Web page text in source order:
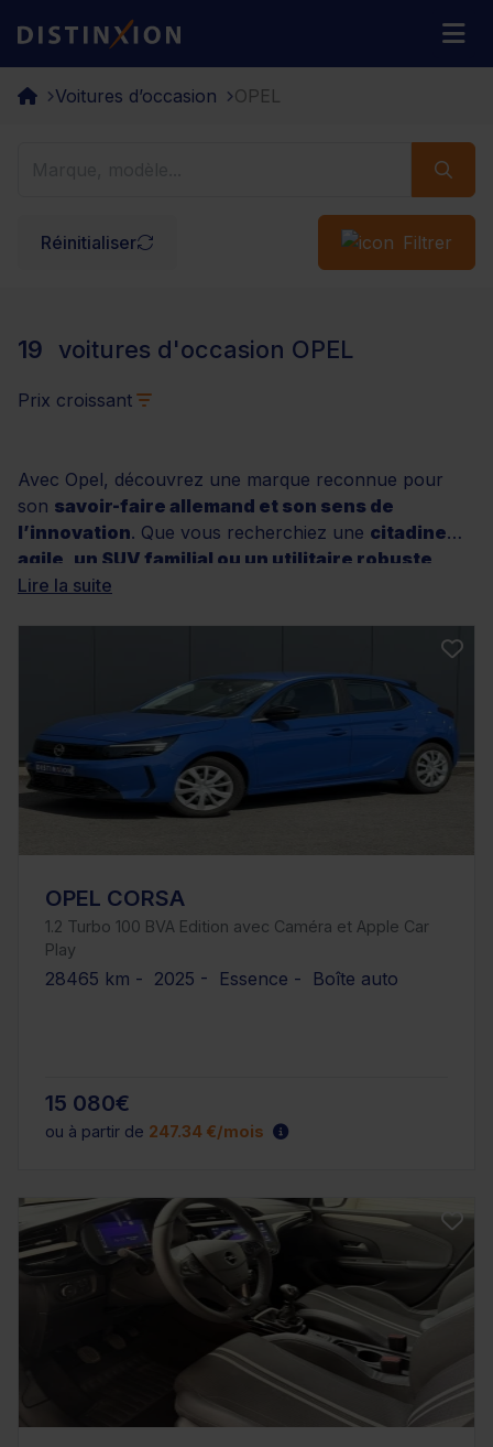
Distinxion
Voitures d’occasion OPEL
Réinitialiser Filtrer
19 voitures d'occasion OPEL
Prix croissant
Avec Opel, découvrez une marque reconnue pour
son savoir-faire allemand et son sens de
l’innovation. Que vous recherchiez une citadine
agile, un SUV familial ou un utilitaire robuste
Distinxion vous propose une large sélection de
technologies modernes
, disponibles dans
différentes motorisations et finitions. Grâce aux
services Distinxion — contrôle qualité, garantie
minimum 12 mois et solutions de financement sur
mesure — il n’a jamais été aussi simple de concrétiser
votre projet auto. Découvrez dès maintenant les
Lire la suite
OPEL CORSA
1.2 Turbo 100 BVA Edition avec Caméra et Apple Car
Play
28465 km - 2025 - Essence - Boîte auto
15 080€
ou à partir de 247.34 €/mois